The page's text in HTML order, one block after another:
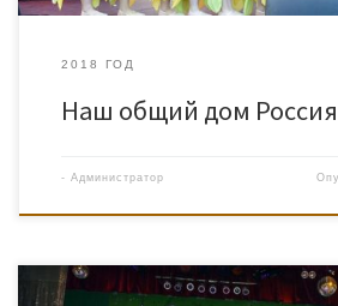
2018 ГОД
Наш общий дом Россия
- Администратор